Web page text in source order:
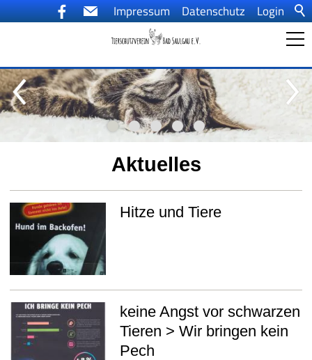
Login
Datenschutz
Impressum
Startseite
Ein Tier kommt ins Haus
Aktuelles
Tiervermittlung
Der Tierschutzverein
Tierheim Sigmaringen
Aktuelles
Hitze und Tiere
keine Angst vor schwarzen
Tieren > Wir bringen kein
Pech